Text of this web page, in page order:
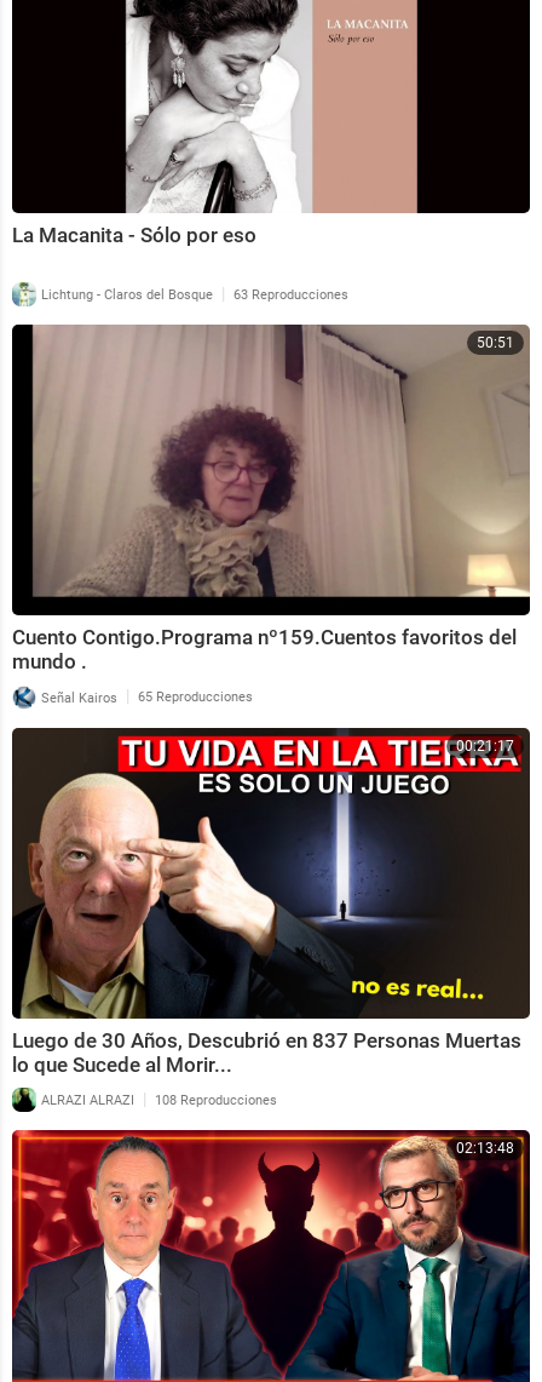
La Macanita - Sólo por eso
Lichtung - Claros del Bosque | 63 Reproducciones
50:51
Cuento Contigo.Programa nº159.Cuentos favoritos del
mundo .
Señal Kairos | 65 Reproducciones
00:21:17
Luego de 30 Años, Descubrió en 837 Personas Muertas
lo que Sucede al Morir...
ALRAZI ALRAZI | 108 Reproducciones
02:13:48